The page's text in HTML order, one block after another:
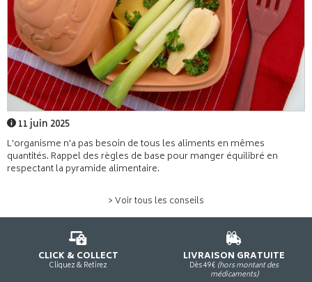
11 juin 2025
L'organisme n'a pas besoin de tous les aliments en mêmes
quantités. Rappel des règles de base pour manger équilibré en
respectant la pyramide alimentaire.
> Voir tous les conseils
CLICK & COLLECT
Cliquez & Retirez
LIVRAISON GRATUITE
Dès 49€ (hors montant des
médicaments)